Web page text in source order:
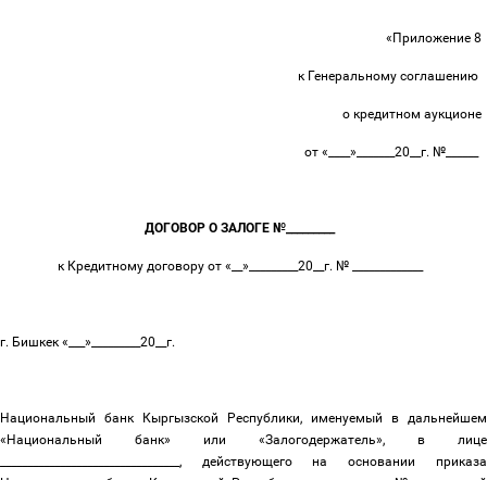
«Приложение 8
к Генеральному соглашению
о кредитном аукционе
от «____»_______20__г. №______
ДОГОВОР О ЗАЛОГЕ №_________
к Кредитному договору от «__»_________20__г. № _____________
г. Бишкек «___»_________20__г.
Национальный банк Кыргызской Республики, именуемый в дальнейшем
«Национальный банк» или «Залогодержатель», в лице
_________________________________, действующего на основании приказа